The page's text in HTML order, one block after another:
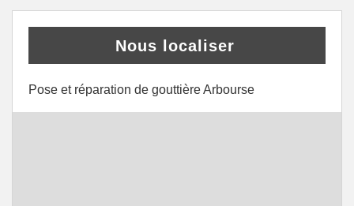
Nous localiser
Pose et réparation de gouttière Arbourse